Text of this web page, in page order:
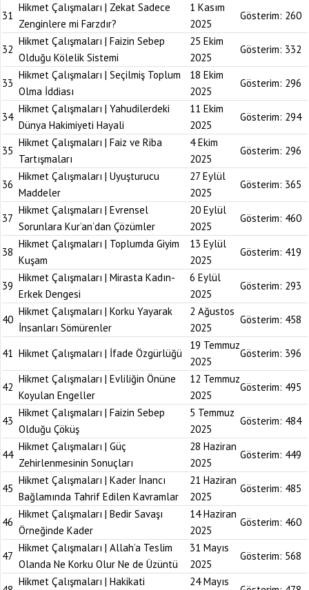
31
Hikmet Çalışmaları | Zekat Sadece
Zenginlere mi Farzdır?
1 Kasım
2025
Gösterim: 260
32
Hikmet Çalışmaları | Faizin Sebep
Olduğu Kölelik Sistemi
25 Ekim
2025
Gösterim: 332
33
Hikmet Çalışmaları | Seçilmiş Toplum
Olma İddiası
18 Ekim
2025
Gösterim: 296
34
Hikmet Çalışmaları | Yahudilerdeki
Dünya Hakimiyeti Hayali
11 Ekim
2025
Gösterim: 294
35
Hikmet Çalışmaları | Faiz ve Riba
Tartışmaları
4 Ekim
2025
Gösterim: 296
36
Hikmet Çalışmaları | Uyuşturucu
Maddeler
27 Eylül
2025
Gösterim: 365
37
Hikmet Çalışmaları | Evrensel
Sorunlara Kur’an’dan Çözümler
20 Eylül
2025
Gösterim: 460
38
Hikmet Çalışmaları | Toplumda Giyim
Kuşam
13 Eylül
2025
Gösterim: 419
39
Hikmet Çalışmaları | Mirasta Kadın-
Erkek Dengesi
6 Eylül
2025
Gösterim: 293
40
Hikmet Çalışmaları | Korku Yayarak
İnsanları Sömürenler
2 Ağustos
2025
Gösterim: 458
41 Hikmet Çalışmaları | İfade Özgürlüğü
19 Temmuz
2025
Gösterim: 396
42
Hikmet Çalışmaları | Evliliğin Önüne
Koyulan Engeller
12 Temmuz
2025
Gösterim: 495
43
Hikmet Çalışmaları | Faizin Sebep
Olduğu Çöküş
5 Temmuz
2025
Gösterim: 484
44
Hikmet Çalışmaları | Güç
Zehirlenmesinin Sonuçları
28 Haziran
2025
Gösterim: 449
45
Hikmet Çalışmaları | Kader İnancı
Bağlamında Tahrif Edilen Kavramlar
21 Haziran
2025
Gösterim: 485
46
Hikmet Çalışmaları | Bedir Savaşı
Örneğinde Kader
14 Haziran
2025
Gösterim: 460
47
Hikmet Çalışmaları | Allah’a Teslim
Olanda Ne Korku Olur Ne de Üzüntü
31 Mayıs
2025
Gösterim: 568
Hikmet Çalışmaları | Hakikati 24 Mayıs